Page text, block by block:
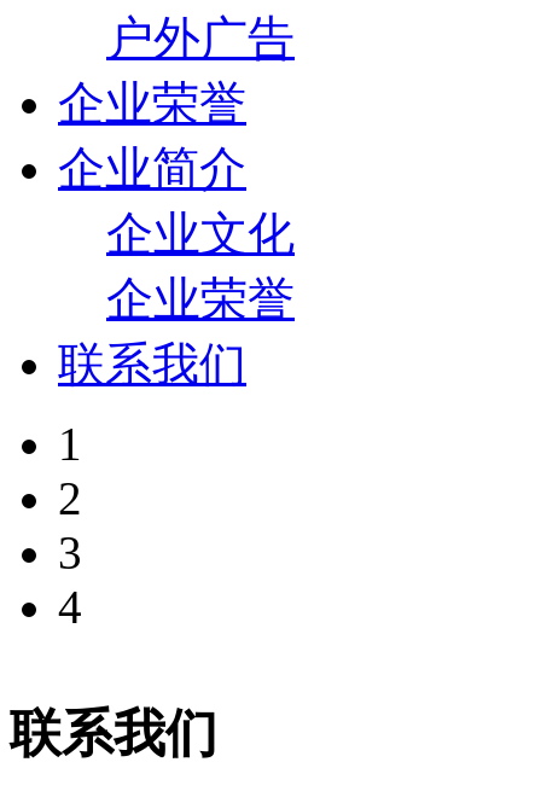
户外广告
企业荣誉
企业简介
企业文化
企业荣誉
联系我们
1
2
3
4
联系我们